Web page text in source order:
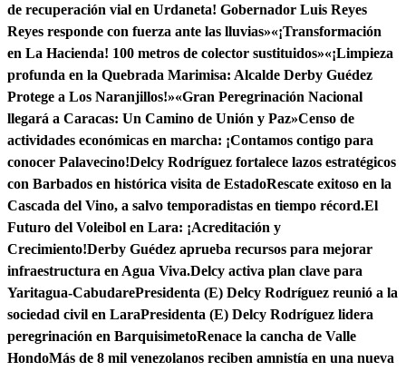
de recuperación vial en Urdaneta! Gobernador Luis Reyes
Reyes responde con fuerza ante las lluvias»«¡Transformación
en La Hacienda! 100 metros de colector sustituidos»«¡Limpieza
profunda en la Quebrada Marimisa: Alcalde Derby Guédez
Protege a Los Naranjillos!»«Gran Peregrinación Nacional
llegará a Caracas: Un Camino de Unión y Paz»Censo de
actividades económicas en marcha: ¡Contamos contigo para
conocer Palavecino!Delcy Rodríguez fortalece lazos estratégicos
con Barbados en histórica visita de EstadoRescate exitoso en la
Cascada del Vino, a salvo temporadistas en tiempo récord.El
Futuro del Voleibol en Lara: ¡Acreditación y
Crecimiento!Derby Guédez aprueba recursos para mejorar
infraestructura en Agua Viva.Delcy activa plan clave para
Yaritagua-CabudarePresidenta (E) Delcy Rodríguez reunió a la
sociedad civil en LaraPresidenta (E) Delcy Rodríguez lidera
peregrinación en BarquisimetoRenace la cancha de Valle
HondoMás de 8 mil venezolanos reciben amnistía en una nueva